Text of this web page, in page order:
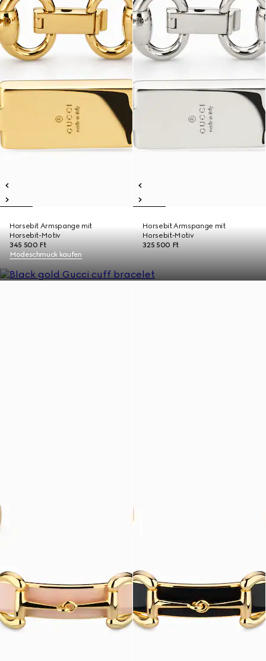
Horsebit Armspange mit
Horsebit-Motiv
345 500 Ft
Horsebit Armspange mit
Horsebit-Motiv
325 500 Ft
Modeschmuck kaufen